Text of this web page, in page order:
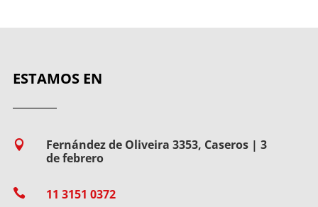
ESTAMOS EN

Fernández de Oliveira 3353, Caseros | 3
de febrero
 11 3151 0372